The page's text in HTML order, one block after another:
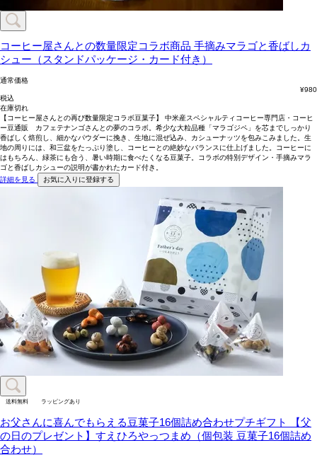
コーヒー屋さんとの数量限定コラボ商品 手摘みマラゴと香ばしカ
シュー（スタンドパッケージ・カード付き）
通常価格
¥980
税込
在庫切れ
【コーヒー屋さんとの再び数量限定コラボ豆菓子】 中米産スペシャルティコーヒー専門店・コーヒ
ー豆通販 カフェテナンゴさんとの夢のコラボ。希少な大粒品種「マラゴジペ」を芯までしっかり
香ばしく焙煎し、細かなパウダーに挽き、生地に混ぜ込み、カシューナッツを包みこみました。生
地の周りには、和三盆をたっぷり塗し、コーヒーとの絶妙なバランスに仕上げました。コーヒーに
はもちろん、緑茶にも合う、暑い時期に食べたくなる豆菓子。コラボの特別デザイン・手摘みマラ
ゴと香ばしカシューの説明が書かれたカード付き。
詳細を見る
お気に入りに登録する
送料無料 ラッピングあり
お父さんに喜んでもらえる豆菓子16個詰め合わせプチギフト
【父
の日のプレゼント】すえひろやっつまめ（個包装 豆菓子16個詰め
合わせ）